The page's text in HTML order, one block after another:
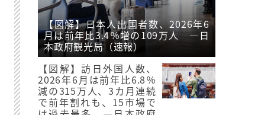
【図解】日本人出国者数、2026年6
月は前年比3.4％増の109万人 ―日
本政府観光局（速報）
【図解】訪日外国人数、
2026年6月は前年比6.8％
減の315万人、3カ月連続
で前年割れも、15市場で